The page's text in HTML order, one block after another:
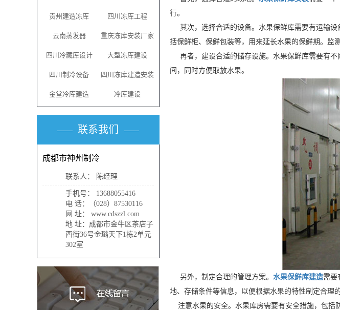
贵州建造冻库 四川冻库工程
云南蒸发器 重庆冻库安装厂家
四川冷藏库设计 大型冻库建设
四川制冷设备 四川冻库建造安装
金堂冷库建造 冷库建设
联系我们
成都市神州制冷
联系人： 陈经理
手机号： 13688055416
电 话：（028）87530116
网 址： www.cdszzl.com
地 址：成都市金牛区茶店子
西街36号金璐天下1栋2单元
302室
行。
其次，选择合适的设备。水果保鲜库需要有运输设
括保鲜柜、保鲜包装等，用来延长水果的保鲜期。监
再者，建设合适的储存设施。水果保鲜库需要有不
间，同时方便取放水果。
另外，制定合理的管理方案。 水果保鲜库建造需要
地、存储条件等信息，以便根据水果的特性制定合理
注意水果的安全。水果库房需要有安全措施，包括